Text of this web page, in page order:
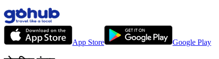
App Store Google Play